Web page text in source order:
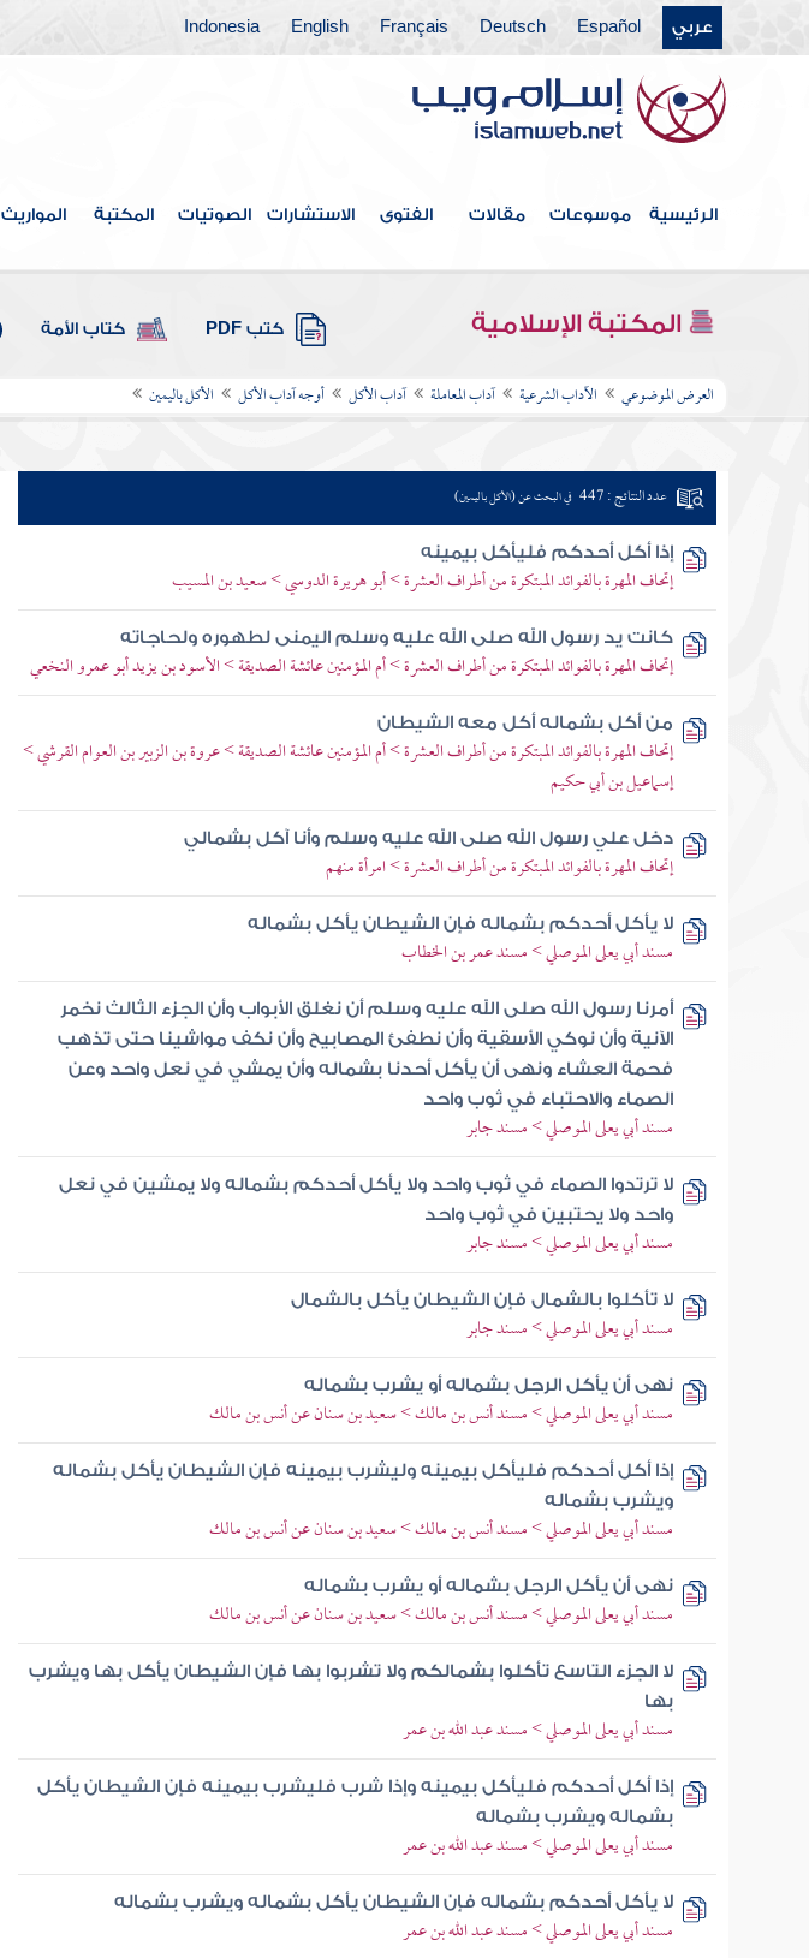
عربي Español
Deutsch
Français
English
Indonesia
الرئيسية موسوعات مقالات الفتوى الاستشارات الصوتيات المكتبة المواريث
المكتبة الإسلامية كتب PDF كتاب الأمة
العرض الموضوعي الآداب الشرعية آداب المعاملة آداب الأكل أوجه آداب الأكل الأكل باليمين
عدد النتائج : 447 في البحث عن (الأكل باليمين)
إذا أكل أحدكم فليأكل بيمينه
إتحاف المهرة بالفوائد المبتكرة من أطراف العشرة > أبو هريرة الدوسي > سعيد بن المسيب
كانت يد رسول الله صلى الله عليه وسلم اليمنى لطهوره ولحاجاته
إتحاف المهرة بالفوائد المبتكرة من أطراف العشرة > أم المؤمنين عائشة الصديقة > الأسود بن يزيد أبو عمرو النخعي
من أكل بشماله أكل معه الشيطان
إتحاف المهرة بالفوائد المبتكرة من أطراف العشرة > أم المؤمنين عائشة الصديقة > عروة بن الزبير بن العوام القرشي >
إسماعيل بن أبي حكيم
دخل علي رسول الله صلى الله عليه وسلم وأنا آكل بشمالي
إتحاف المهرة بالفوائد المبتكرة من أطراف العشرة > امرأة منهم
لا يأكل أحدكم بشماله فإن الشيطان يأكل بشماله
مسند أبي يعلى الموصلي > مسند عمر بن الخطاب
أمرنا رسول الله صلى الله عليه وسلم أن نغلق الأبواب وأن الجزء الثالث نخمر
الآنية وأن نوكي الأسقية وأن نطفئ المصابيح وأن نكف مواشينا حتى تذهب
فحمة العشاء ونهى أن يأكل أحدنا بشماله وأن يمشي في نعل واحد وعن
الصماء والاحتباء في ثوب واحد
مسند أبي يعلى الموصلي > مسند جابر
لا ترتدوا الصماء في ثوب واحد ولا يأكل أحدكم بشماله ولا يمشين في نعل
واحد ولا يحتبين في ثوب واحد
مسند أبي يعلى الموصلي > مسند جابر
لا تأكلوا بالشمال فإن الشيطان يأكل بالشمال
مسند أبي يعلى الموصلي > مسند جابر
نهى أن يأكل الرجل بشماله أو يشرب بشماله
مسند أبي يعلى الموصلي > مسند أنس بن مالك > سعيد بن سنان عن أنس بن مالك
إذا أكل أحدكم فليأكل بيمينه وليشرب بيمينه فإن الشيطان يأكل بشماله
ويشرب بشماله
مسند أبي يعلى الموصلي > مسند أنس بن مالك > سعيد بن سنان عن أنس بن مالك
نهى أن يأكل الرجل بشماله أو يشرب بشماله
مسند أبي يعلى الموصلي > مسند أنس بن مالك > سعيد بن سنان عن أنس بن مالك
لا الجزء التاسع تأكلوا بشمالكم ولا تشربوا بها فإن الشيطان يأكل بها ويشرب
بها
مسند أبي يعلى الموصلي > مسند عبد الله بن عمر
إذا أكل أحدكم فليأكل بيمينه وإذا شرب فليشرب بيمينه فإن الشيطان يأكل
بشماله ويشرب بشماله
مسند أبي يعلى الموصلي > مسند عبد الله بن عمر
لا يأكل أحدكم بشماله فإن الشيطان يأكل بشماله ويشرب بشماله
مسند أبي يعلى الموصلي > مسند عبد الله بن عمر